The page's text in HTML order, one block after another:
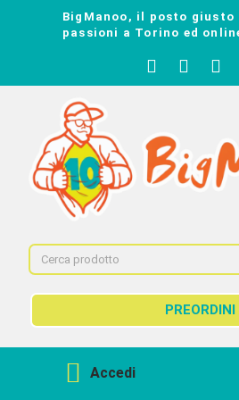
BigManoo, il posto giusto
passioni a Torino ed
PREORDINI
Accedi